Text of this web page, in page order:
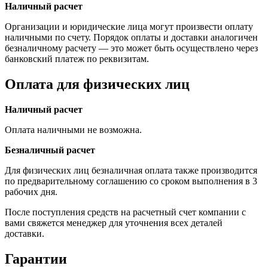
Наличный расчет
Организации и юридические лица могут произвести оплату
наличными по счету. Порядок оплаты и доставки аналогичен
безналичному расчету — это может быть осуществлено через
банковский платеж по реквизитам.
Оплата для физических лиц
Наличный расчет
Оплата наличными не возможна.
Безналичный расчет
Для физических лиц безналичная оплата также производится
по предварительному соглашению со сроком выполнения в 3
рабочих дня.
После поступления средств на расчетный счет компании с
вами свяжется менеджер для уточнения всех деталей
доставки.
Гарантии